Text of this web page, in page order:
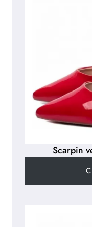
Scarpin